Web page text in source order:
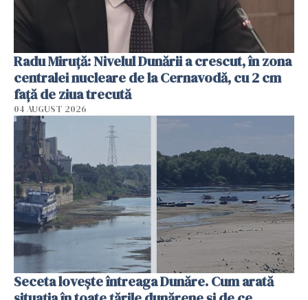
Radu Miruţă: Nivelul Dunării a crescut, în zona
centralei nucleare de la Cernavodă, cu 2 cm
faţă de ziua trecută
04 AUGUST 2026
Seceta lovește întreaga Dunăre. Cum arată